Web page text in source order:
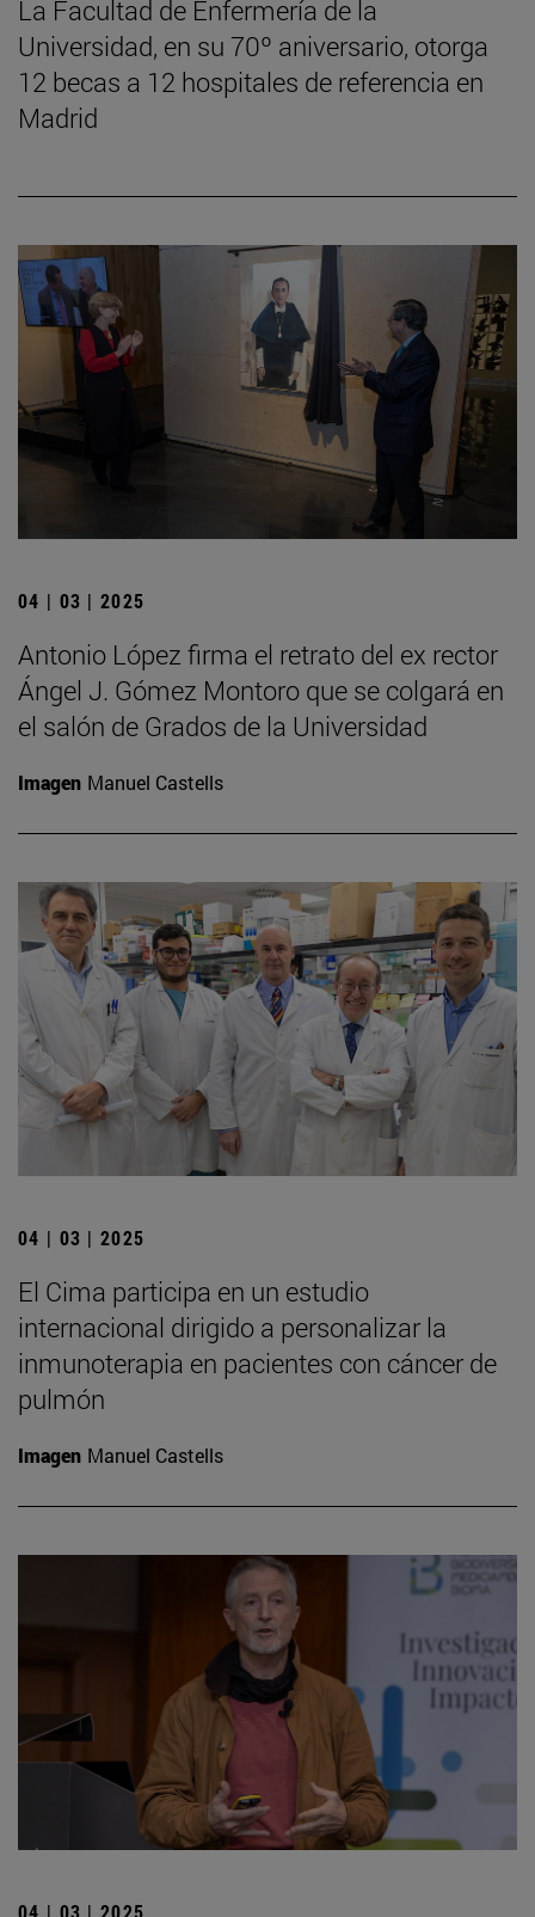
La Facultad de Enfermería de la
Universidad, en su 70º aniversario, otorga
12 becas a 12 hospitales de referencia en
Madrid
04 | 03 | 2025
Antonio López firma el retrato del ex rector
Ángel J. Gómez Montoro que se colgará en
el salón de Grados de la Universidad
Imagen Manuel Castells
04 | 03 | 2025
El Cima participa en un estudio
internacional dirigido a personalizar la
inmunoterapia en pacientes con cáncer de
pulmón
Imagen Manuel Castells
04 | 03 | 2025